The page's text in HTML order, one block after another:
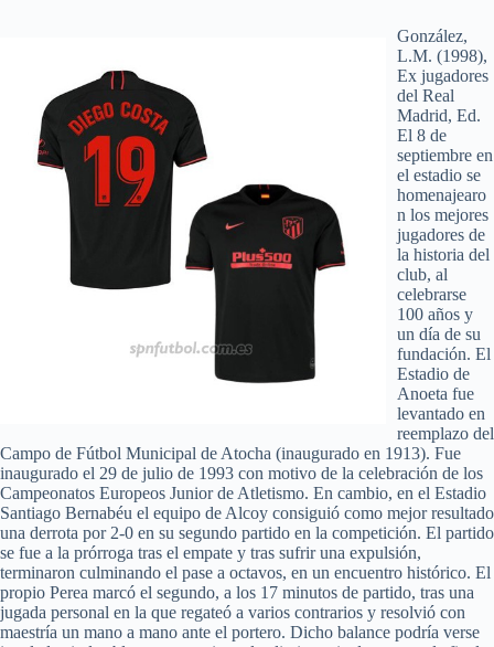
González,
L.M. (1998),
Ex jugadores
del Real
Madrid, Ed.
El 8 de
septiembre en
el estadio se
homenajearo
n los mejores
jugadores de
la historia del
club, al
celebrarse
100 años y
un día de su
fundación. El
Estadio de
Anoeta fue
levantado en
reemplazo del
Campo de Fútbol Municipal de Atocha (inaugurado en 1913). Fue
inaugurado el 29 de julio de 1993 con motivo de la celebración de los
Campeonatos Europeos Junior de Atletismo. En cambio, en el Estadio
Santiago Bernabéu el equipo de Alcoy consiguió como mejor resultado
una derrota por 2-0 en su segundo partido en la competición. El partido
se fue a la prórroga tras el empate y tras sufrir una expulsión,
terminaron culminando el pase a octavos, en un encuentro histórico. El
propio Perea marcó el segundo, a los 17 minutos de partido, tras una
jugada personal en la que regateó a varios contrarios y resolvió con
maestría un mano a mano ante el portero. Dicho balance podría verse